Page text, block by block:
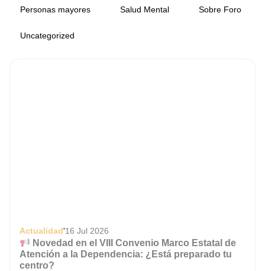
Personas mayores Salud Mental Sobre Foro
Uncategorized
Actualidad 16 Jul 2026
Novedad en el VIII Convenio Marco Estatal de
Atención a la Dependencia: ¿Está preparado tu
centro?